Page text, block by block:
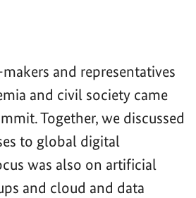
and representatives
and civil society came
Together, we discussed
to global digital
was also on artificial
and cloud and data